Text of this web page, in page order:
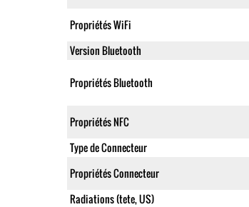
Propriétés WiFi
Version Bluetooth
Propriétés Bluetooth
Propriétés NFC
Type de Connecteur
Propriétés Connecteur
Radiations (tete, US)